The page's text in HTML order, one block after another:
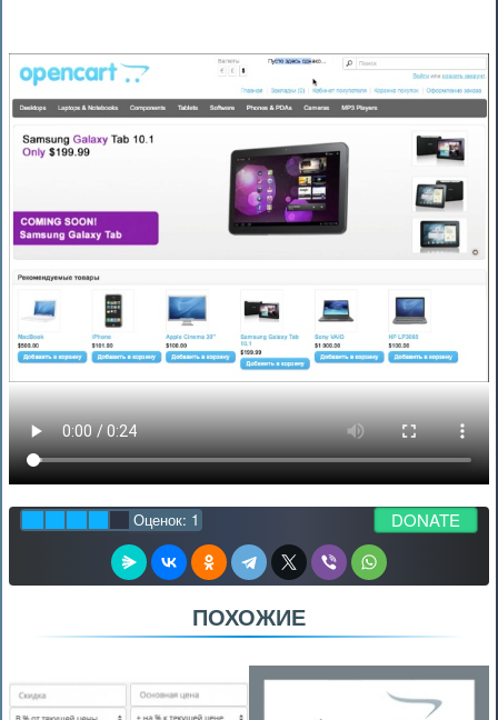
Оценок: 1 DONATE
ПОХОЖИЕ